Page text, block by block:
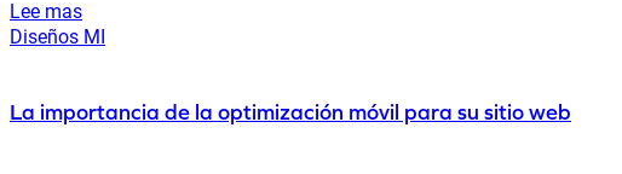
Lee mas
Diseños MI
La importancia de la optimización móvil para su sitio web